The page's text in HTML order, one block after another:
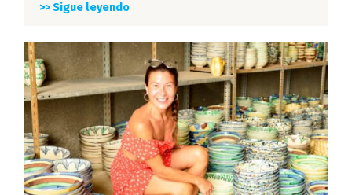
>> Sigue leyendo